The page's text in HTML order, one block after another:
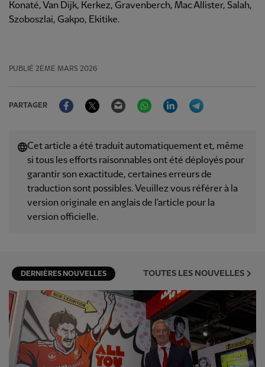
Konaté, Van Dijk, Kerkez, Gravenberch, Mac Allister, Salah,
Szoboszlai, Gakpo, Ekitike.
PUBLIÉ 2ÈME MARS 2026
PARTAGER
FacebookTwitter Email WhatsAppLinkedIn
Cet article a été traduit automatiquement et, même
si tous les efforts raisonnables ont été déployés pour
garantir son exactitude, certaines erreurs de
traduction sont possibles. Veuillez vous référer à la
version originale en anglais de l'article pour la
version officielle.
DERNIÈRES NOUVELLES TOUTES LES NOUVELLES